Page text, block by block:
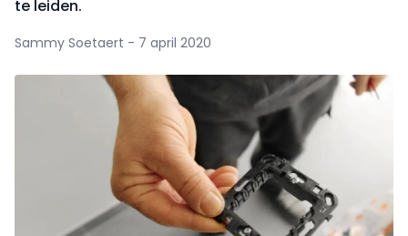
te leiden.
Sammy Soetaert - 7 april 2020